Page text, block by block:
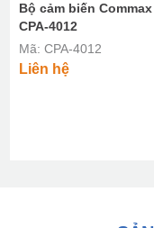
Bộ cảm biến Commax
CPA-4012
Mã: CPA-4012
Liên hệ